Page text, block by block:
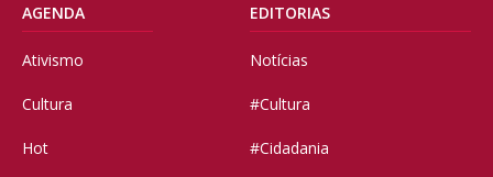
AGENDA
Ativismo
Cultura
Hot
EDITORIAS
Notícias
#Cultura
#Cidadania